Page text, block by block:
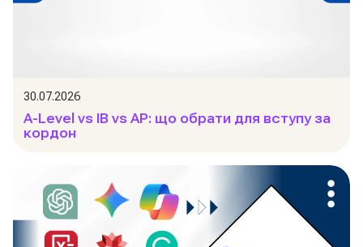
30.07.2026
A-Level vs IB vs AP: що обрати для вступу за
кордон